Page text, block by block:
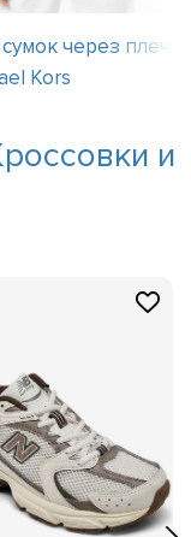
через плечо
Kors
и